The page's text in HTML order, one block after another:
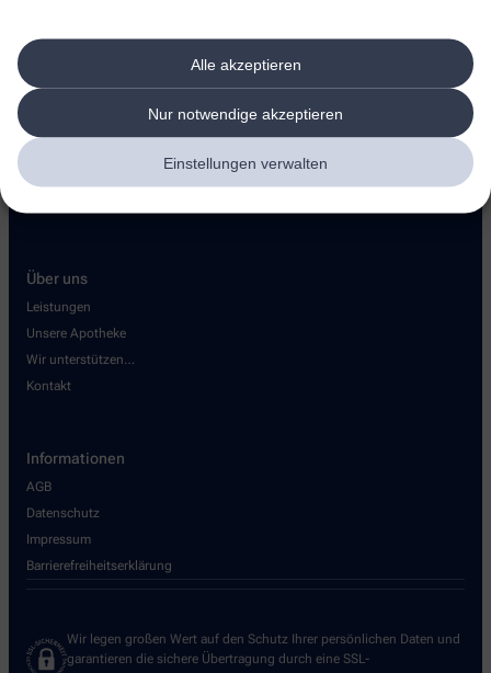
Alle akzeptieren
Nur notwendige akzeptieren
Einstellungen verwalten
Westend-Apotheke
+49-201 70 53 09
Über uns
Leistungen
Unsere Apotheke
Wir unterstützen…
Kontakt
Informationen
AGB
Datenschutz
Impressum
Barrierefreiheitserklärung
Wir legen großen Wert auf den Schutz Ihrer persönlichen Daten und
garantieren die sichere Übertragung durch eine SSL-